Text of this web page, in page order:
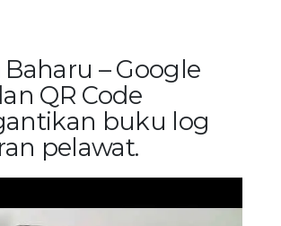
– Google
QR Code
buku log
pelawat.